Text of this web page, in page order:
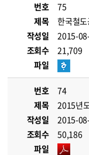
번호
75
제목
한국철
작성일
2015-
조회수
21,709
파일
번호
74
제목
2015년
작성일
2015-
조회수
50,186
파일